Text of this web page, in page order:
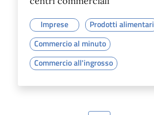
Imprese
Prodotti alimentari
Commercio al minuto
Commercio all'ingrosso